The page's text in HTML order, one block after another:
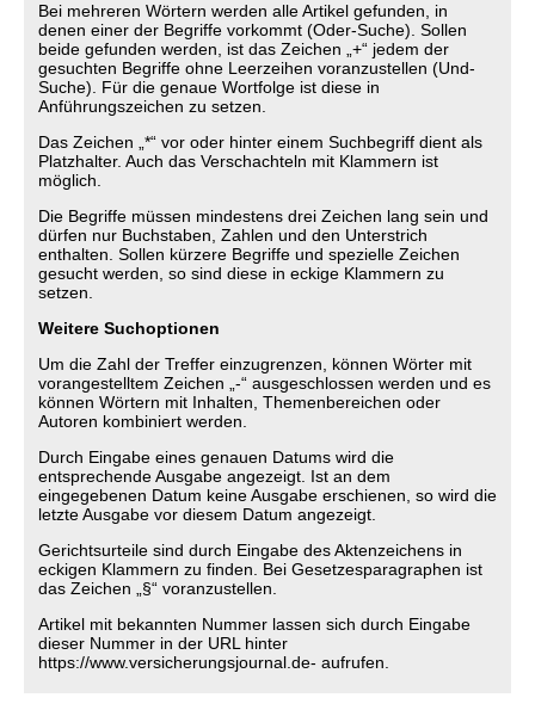
Bei mehreren Wörtern werden alle Artikel gefunden, in
denen einer der Begriffe vorkommt (Oder-Suche). Sollen
beide gefunden werden, ist das Zeichen „+“ jedem der
gesuchten Begriffe ohne Leerzeihen voranzustellen (Und-
Suche). Für die genaue Wortfolge ist diese in
Anführungszeichen zu setzen.
Das Zeichen „*“ vor oder hinter einem Suchbegriff dient als
Platzhalter. Auch das Verschachteln mit Klammern ist
möglich.
Die Begriffe müssen mindestens drei Zeichen lang sein und
dürfen nur Buchstaben, Zahlen und den Unterstrich
enthalten. Sollen kürzere Begriffe und spezielle Zeichen
gesucht werden, so sind diese in eckige Klammern zu
setzen.
Weitere Suchoptionen
Um die Zahl der Treffer einzugrenzen, können Wörter mit
vorangestelltem Zeichen „-“ ausgeschlossen werden und es
können Wörtern mit Inhalten, Themenbereichen oder
Autoren kombiniert werden.
Durch Eingabe eines genauen Datums wird die
entsprechende Ausgabe angezeigt. Ist an dem
eingegebenen Datum keine Ausgabe erschienen, so wird die
letzte Ausgabe vor diesem Datum angezeigt.
Gerichtsurteile sind durch Eingabe des Aktenzeichens in
eckigen Klammern zu finden. Bei Gesetzesparagraphen ist
das Zeichen „§“ voranzustellen.
Artikel mit bekannten Nummer lassen sich durch Eingabe
dieser Nummer in der URL hinter
https://www.versicherungsjournal.de- aufrufen.